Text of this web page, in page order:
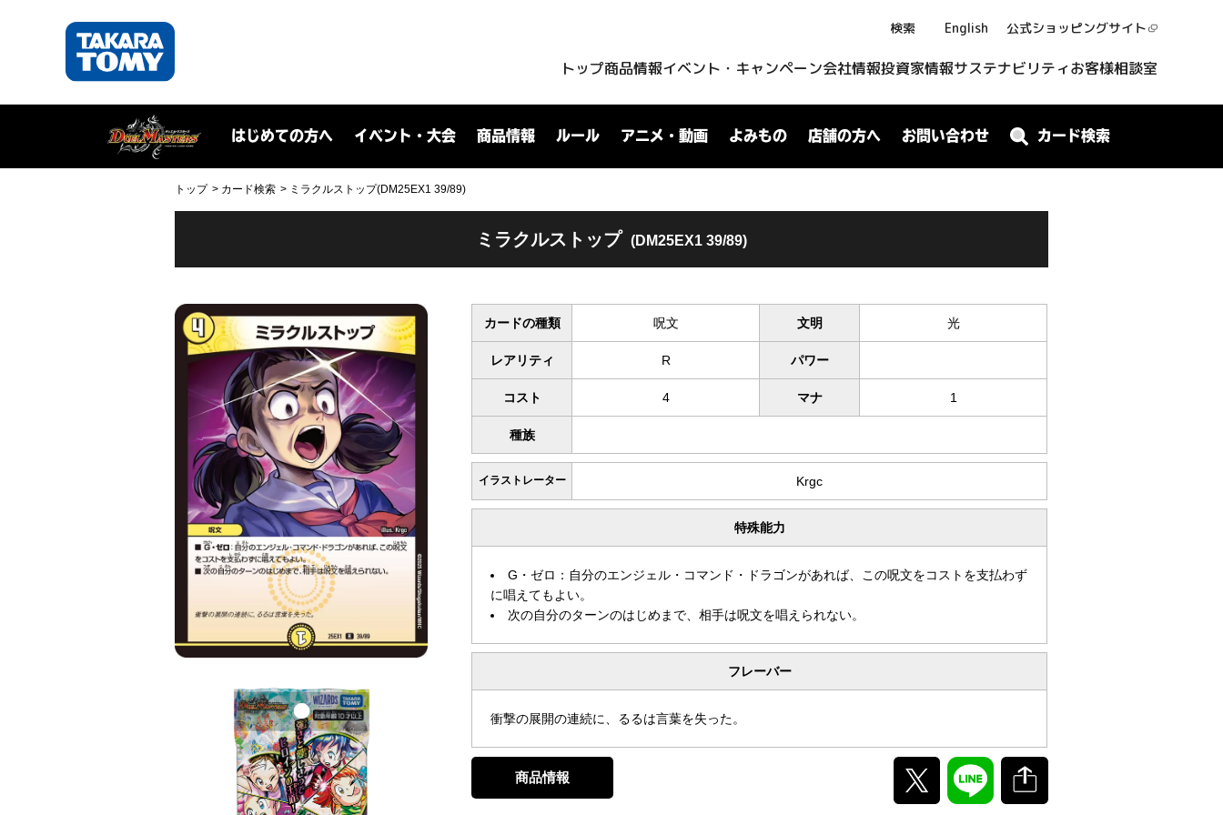
検索 English 公式ショッピングサイト
トップ商品情報イベント・キャンペーン会社情報投資家情報サステナビリティお客様相談室
はじめての方へ イベント・大会 商品情報 ルール アニメ・動画 よみもの 店舗の方へ お問い合わせ カード検索
トップ カード検索 ミラクルストップ(DM25EX1 39/89)
ミラクルストップ (DM25EX1 39/89)
カードの種類 呪文 文明 光
レアリティ R パワー
コスト 4 マナ 1
種族
イラストレーター Krgc
特殊能力
G・ゼロ：自分のエンジェル・コマンド・ドラゴンがあれば、この呪文をコストを支払わず
に唱えてもよい。
次の自分のターンのはじめまで、相手は呪文を唱えられない。
フレーバー
衝撃の展開の連続に、るるは言葉を失った。
商品情報